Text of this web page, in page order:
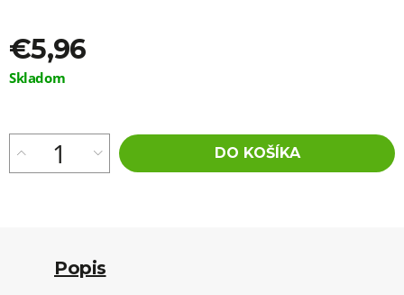
€5,96
Jednotková
Skladom
DO KOŠÍKA
Popis